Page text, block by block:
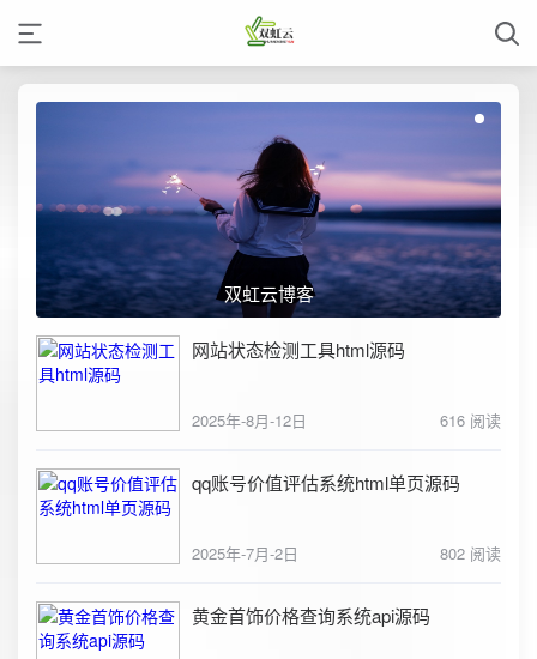
双虹云博客
网站状态检测工具html源码
2025年-8月-12日 616 阅读
qq账号价值评估系统html单页源码
2025年-7月-2日 802 阅读
黄金首饰价格查询系统api源码